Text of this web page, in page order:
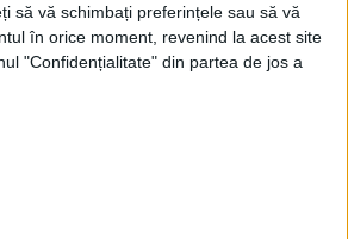
să vă schimbați preferințele sau să vă
în orice moment, revenind la acest site
"Confidențialitate" din partea de jos a
Bucovina. Cadourile vor
care provin din familii cu
19 copii de la Școala 3 însoțiți